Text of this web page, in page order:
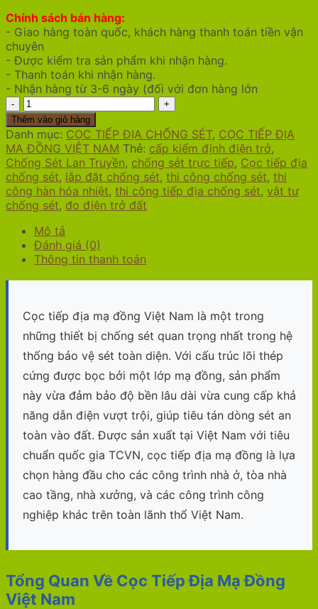
Chính sách bán hàng:
- Giao hàng toàn quốc, khách hàng thanh toán tiền vận
chuyên
- Được kiểm tra sản phẩm khi nhận hàng.
- Thanh toán khi nhận hàng.
- Nhận hàng từ 3-6 ngày (đối với đơn hàng lớn
Cọc
Tiếp
Địa
Mạ
Đồng
Việt
Nam
–
Giải
Pháp
Chống
Sét
Tiết
Kiệm
Chi
Phí
số
lượng
Thêm vào giỏ hàng
Danh mục: CỌC TIẾP ĐỊA CHỐNG SÉT, CỌC TIẾP ĐỊA
MẠ ĐỒNG VIỆT NAM Thẻ: cấp kiểm định điện trở,
Chống Sét Lan Truyền, chống sét trực tiếp, Cọc tiếp địa
chống sét, lắp đặt chống sét, thi công chống sét, thi
công hàn hóa nhiệt, thi công tiếp địa chống sét, vật tư
chống sét, đo điện trở đất
Mô tả
Đánh giá (0)
Thông tin thanh toán
Cọc tiếp địa mạ đồng Việt Nam là một trong
những thiết bị chống sét quan trọng nhất trong hệ
thống bảo vệ sét toàn diện. Với cấu trúc lõi thép
cứng được bọc bởi một lớp mạ đồng, sản phẩm
này vừa đảm bảo độ bền lâu dài vừa cung cấp khả
năng dẫn điện vượt trội, giúp tiêu tán dòng sét an
toàn vào đất. Được sản xuất tại Việt Nam với tiêu
chuẩn quốc gia TCVN, cọc tiếp địa mạ đồng là lựa
chọn hàng đầu cho các công trình nhà ở, tòa nhà
cao tầng, nhà xưởng, và các công trình công
nghiệp khác trên toàn lãnh thổ Việt Nam.
Tổng Quan Về Cọc Tiếp Địa Mạ Đồng
Việt Nam